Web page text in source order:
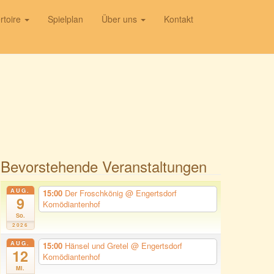
Spielplan Über uns Kontakt
Bevorstehende Veranstaltungen
AUG.
9
So.
2026
15:00 Der Froschkönig @ Engertsdorf
Komödiantenhof
AUG.
12
Mi.
15:00 Hänsel und Gretel @ Engertsdorf
Komödiantenhof